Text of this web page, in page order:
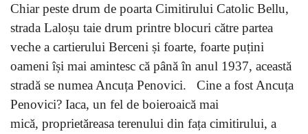
Chiar peste drum de poarta Cimitirului Catolic Bellu,
strada Laloșu taie drum printre blocuri către partea
veche a cartierului Berceni și foarte, foarte puțini
oameni își mai amintesc că până în anul 1937, această
stradă se numea Ancuța Penovici. Cine a fost Ancuța
Penovici? Iaca, un fel de boieroaică mai
mică, proprietăreasa terenului din fața cimitirului, a